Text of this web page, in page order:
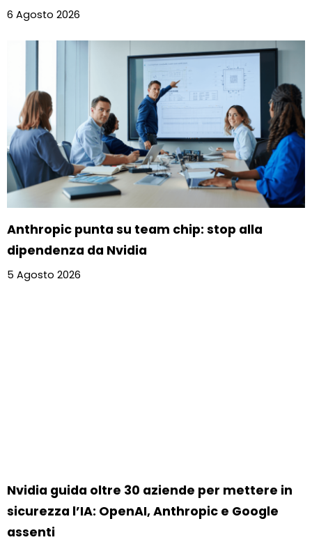
6 Agosto 2026
Anthropic punta su team chip: stop alla
dipendenza da Nvidia
5 Agosto 2026
Nvidia guida oltre 30 aziende per mettere in
sicurezza l’IA: OpenAI, Anthropic e Google
assenti